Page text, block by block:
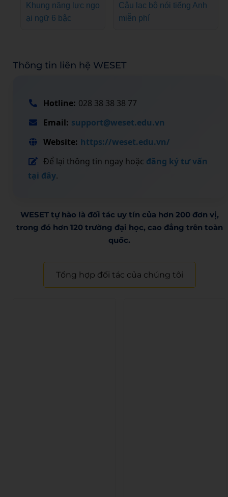
Khung năng lực ngo
ại ngữ 6 bậc
Câu lạc bộ nói tiếng Anh
miễn phí
Thông tin liên hệ WESET
Hotline: 028 38 38 38 77
Email: support@weset.edu.vn
Website: https://weset.edu.vn/
Để lại thông tin ngay hoặc đăng ký tư vấn
tại đây.
WESET tự hào là đối tác uy tín của hơn 200 đơn vị,
trong đó hơn 120 trường đại học, cao đẳng trên toàn
quốc.​
Tổng hợp đối tác của chúng tôi